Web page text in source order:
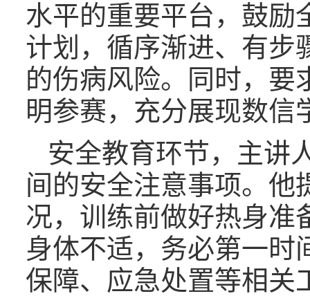
水平的重要平台，鼓励
计划，循序渐进、有步
的伤病风险。同时，要
明参赛，充分展现数信
安全教育环节，主讲
间的安全注意事项。他
况，训练前做好热身准
身体不适，务必第一时
保障、应急处置等相关